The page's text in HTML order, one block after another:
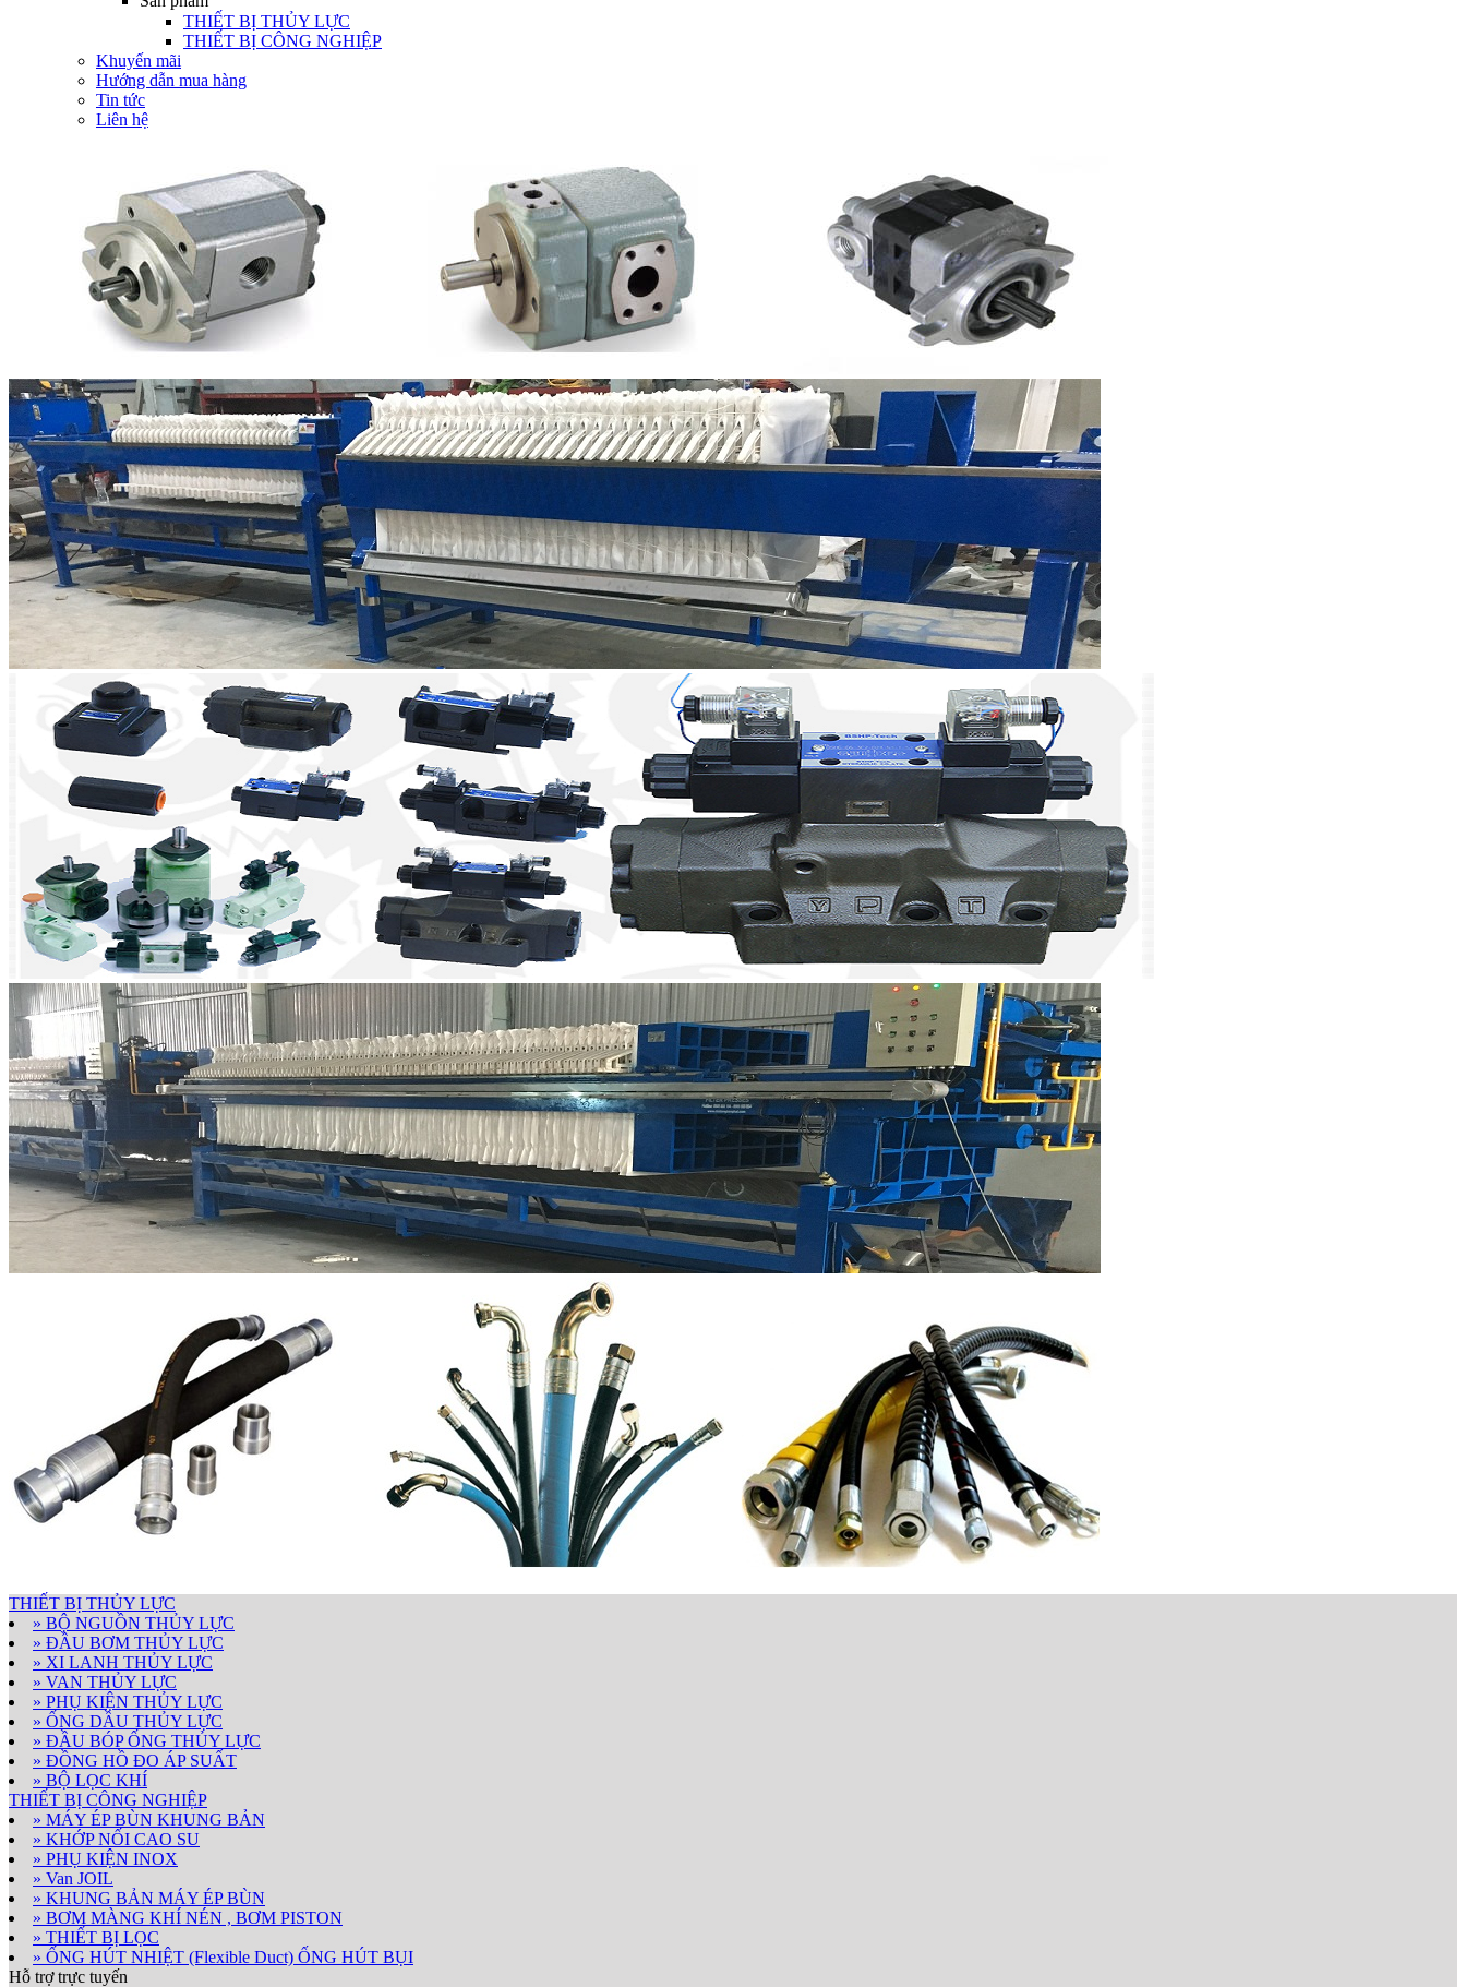
THIẾT BỊ THỦY LỰC
THIẾT BỊ CÔNG NGHIỆP
Khuyến mãi
Hướng dẫn mua hàng
Tin tức
Liên hệ
THIẾT BỊ THỦY LỰC
» BỘ NGUỒN THỦY LỰC
» ĐẦU BƠM THỦY LỰC
» XI LANH THỦY LỰC
» VAN THỦY LỰC
» PHỤ KIỆN THỦY LỰC
» ỐNG DẦU THỦY LỰC
» ĐẦU BÓP ỐNG THỦY LỰC
» ĐỒNG HỒ ĐO ÁP SUẤT
» BỘ LỌC KHÍ
THIẾT BỊ CÔNG NGHIỆP
» MÁY ÉP BÙN KHUNG BẢN
» KHỚP NỐI CAO SU
» PHỤ KIỆN INOX
» Van JOIL
» KHUNG BẢN MÁY ÉP BÙN
» BƠM MÀNG KHÍ NÉN , BƠM PISTON
» THIẾT BỊ LỌC
» ỐNG HÚT NHIỆT (Flexible Duct) ỐNG HÚT BỤI
Hỗ trợ trực tuyến